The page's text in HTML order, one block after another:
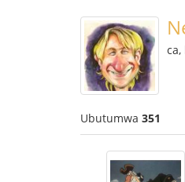
ca,
Ubutumwa 351